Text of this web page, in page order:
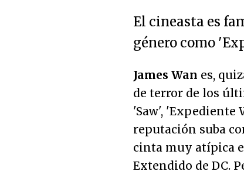
El cineasta es
género como
James Wan es,
de terror de los
'Saw', 'Expediente
reputación suba
cinta muy atípica
Extendido de DC.